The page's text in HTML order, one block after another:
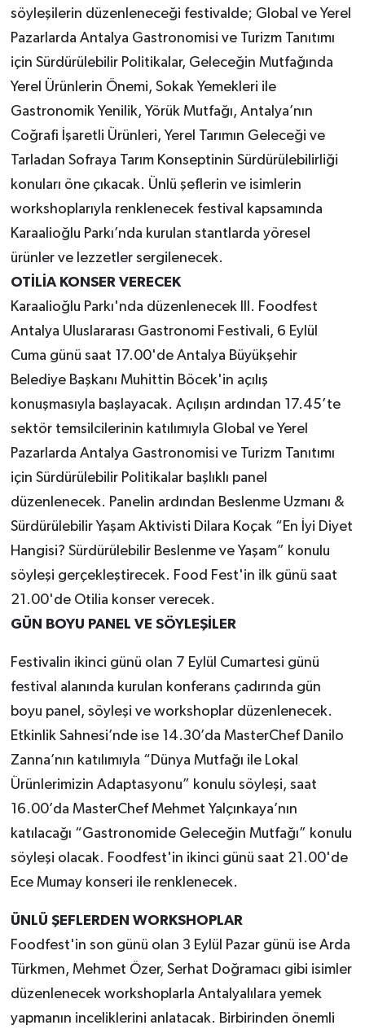
söyleşilerin düzenleneceği festivalde; Global ve Yerel
Pazarlarda Antalya Gastronomisi ve Turizm Tanıtımı
için Sürdürülebilir Politikalar, Geleceğin Mutfağında
Yerel Ürünlerin Önemi, Sokak Yemekleri ile
Gastronomik Yenilik, Yörük Mutfağı, Antalya’nın
Coğrafi İşaretli Ürünleri, Yerel Tarımın Geleceği ve
Tarladan Sofraya Tarım Konseptinin Sürdürülebilirliği
konuları öne çıkacak. Ünlü şeflerin ve isimlerin
workshoplarıyla renklenecek festival kapsamında
Karaalioğlu Parkı’nda kurulan stantlarda yöresel
ürünler ve lezzetler sergilenecek.
OTİLİA KONSER VERECEK
Karaalioğlu Parkı'nda düzenlenecek III. Foodfest
Antalya Uluslararası Gastronomi Festivali, 6 Eylül
Cuma günü saat 17.00'de Antalya Büyükşehir
Belediye Başkanı Muhittin Böcek'in açılış
konuşmasıyla başlayacak. Açılışın ardından 17.45’te
sektör temsilcilerinin katılımıyla Global ve Yerel
Pazarlarda Antalya Gastronomisi ve Turizm Tanıtımı
için Sürdürülebilir Politikalar başlıklı panel
düzenlenecek. Panelin ardından Beslenme Uzmanı &
Sürdürülebilir Yaşam Aktivisti Dilara Koçak “En İyi Diyet
Hangisi? Sürdürülebilir Beslenme ve Yaşam” konulu
söyleşi gerçekleştirecek. Food Fest'in ilk günü saat
21.00'de Otilia konser verecek.
GÜN BOYU PANEL VE SÖYLEŞİLER
Festivalin ikinci günü olan 7 Eylül Cumartesi günü
festival alanında kurulan konferans çadırında gün
boyu panel, söyleşi ve workshoplar düzenlenecek.
Etkinlik Sahnesi’nde ise 14.30’da MasterChef Danilo
Zanna’nın katılımıyla “Dünya Mutfağı ile Lokal
Ürünlerimizin Adaptasyonu” konulu söyleşi, saat
16.00’da MasterChef Mehmet Yalçınkaya’nın
katılacağı “Gastronomide Geleceğin Mutfağı” konulu
söyleşi olacak. Foodfest'in ikinci günü saat 21.00'de
Ece Mumay konseri ile renklenecek.
ÜNLÜ ŞEFLERDEN WORKSHOPLAR
Foodfest'in son günü olan 3 Eylül Pazar günü ise Arda
Türkmen, Mehmet Özer, Serhat Doğramacı gibi isimler
düzenlenecek workshoplarla Antalyalılara yemek
yapmanın inceliklerini anlatacak. Birbirinden önemli